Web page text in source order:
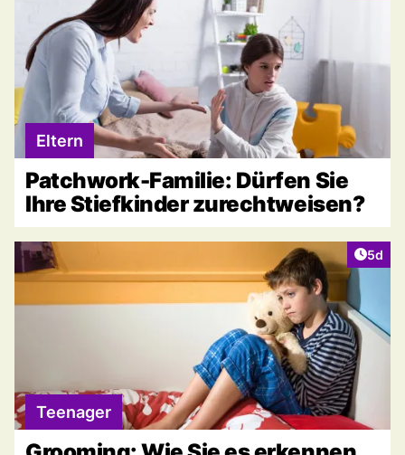
Eltern
Patchwork-Familie: Dürfen Sie
Ihre Stiefkinder zurechtweisen?
5d
Teenager